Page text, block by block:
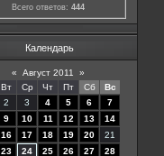
Всего ответов: 444
Календарь
« Август 2011
»
Вт Ср Чт Пт Сб
Вс
2 3 4 5 6
7
9 10 11 12 13
14
16 17 18 19 20
21
23 24 25 26 27
28